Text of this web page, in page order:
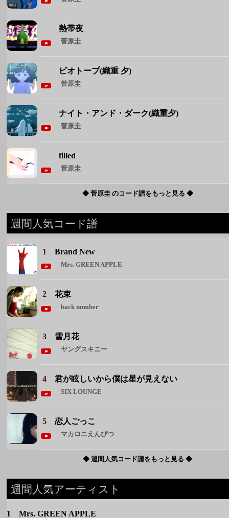
菅原圭
ナイト・アンド・ダーク(織重夕)
菅原圭
filled
菅原圭
◆ 菅原圭 のコード譜をもっと見る ◆
1 Brand New
Mrs. GREEN APPLE
2花束
back number
3雪月花
4君が眩しいから僕は星が見えない
5 恋人ごっこ
マカロニえんぴつ
◆ 週間人気コード譜をもっと見る ◆
1 Mrs. GREEN APPLE
3 ヨルシカ
4 マカロニえんぴつ